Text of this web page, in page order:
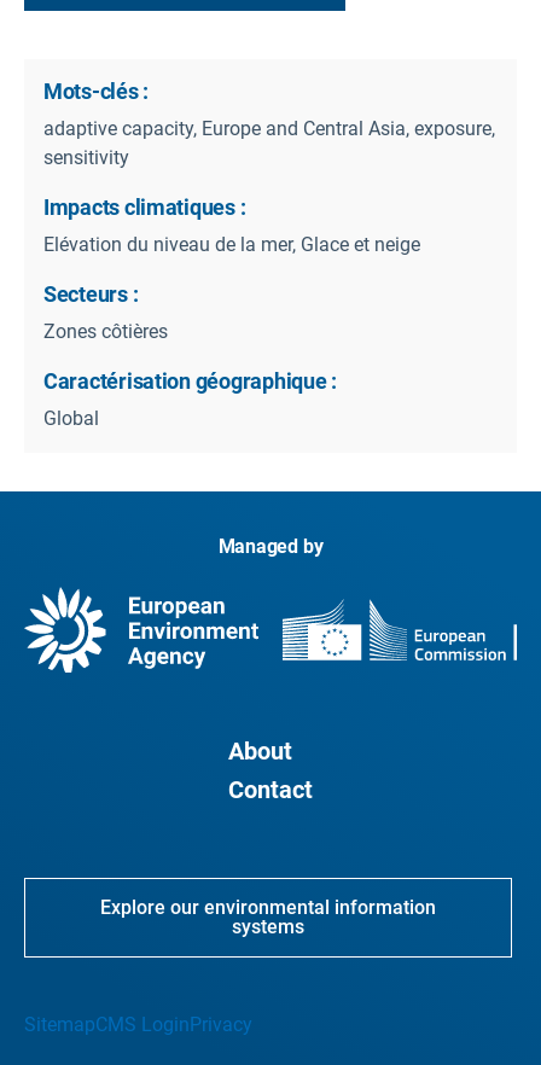
Mots-clés :
adaptive capacity, Europe and Central Asia, exposure,
sensitivity
Impacts climatiques :
Elévation du niveau de la mer, Glace et neige
Secteurs :
Zones côtières
Caractérisation géographique :
Global
Managed by
About
Contact
Explore our environmental information
systems
SitemapCMS Login Privacy